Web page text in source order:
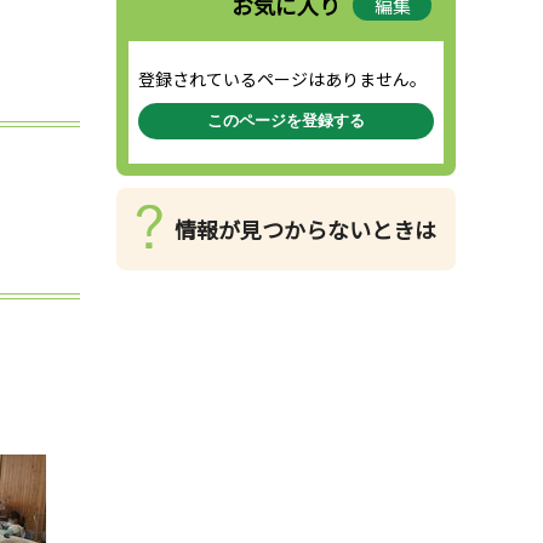
登録されているページはありません。
このページを登録する
情報が見つからないときは